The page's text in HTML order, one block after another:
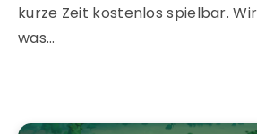
kurze Zeit kostenlos spielbar.
was…